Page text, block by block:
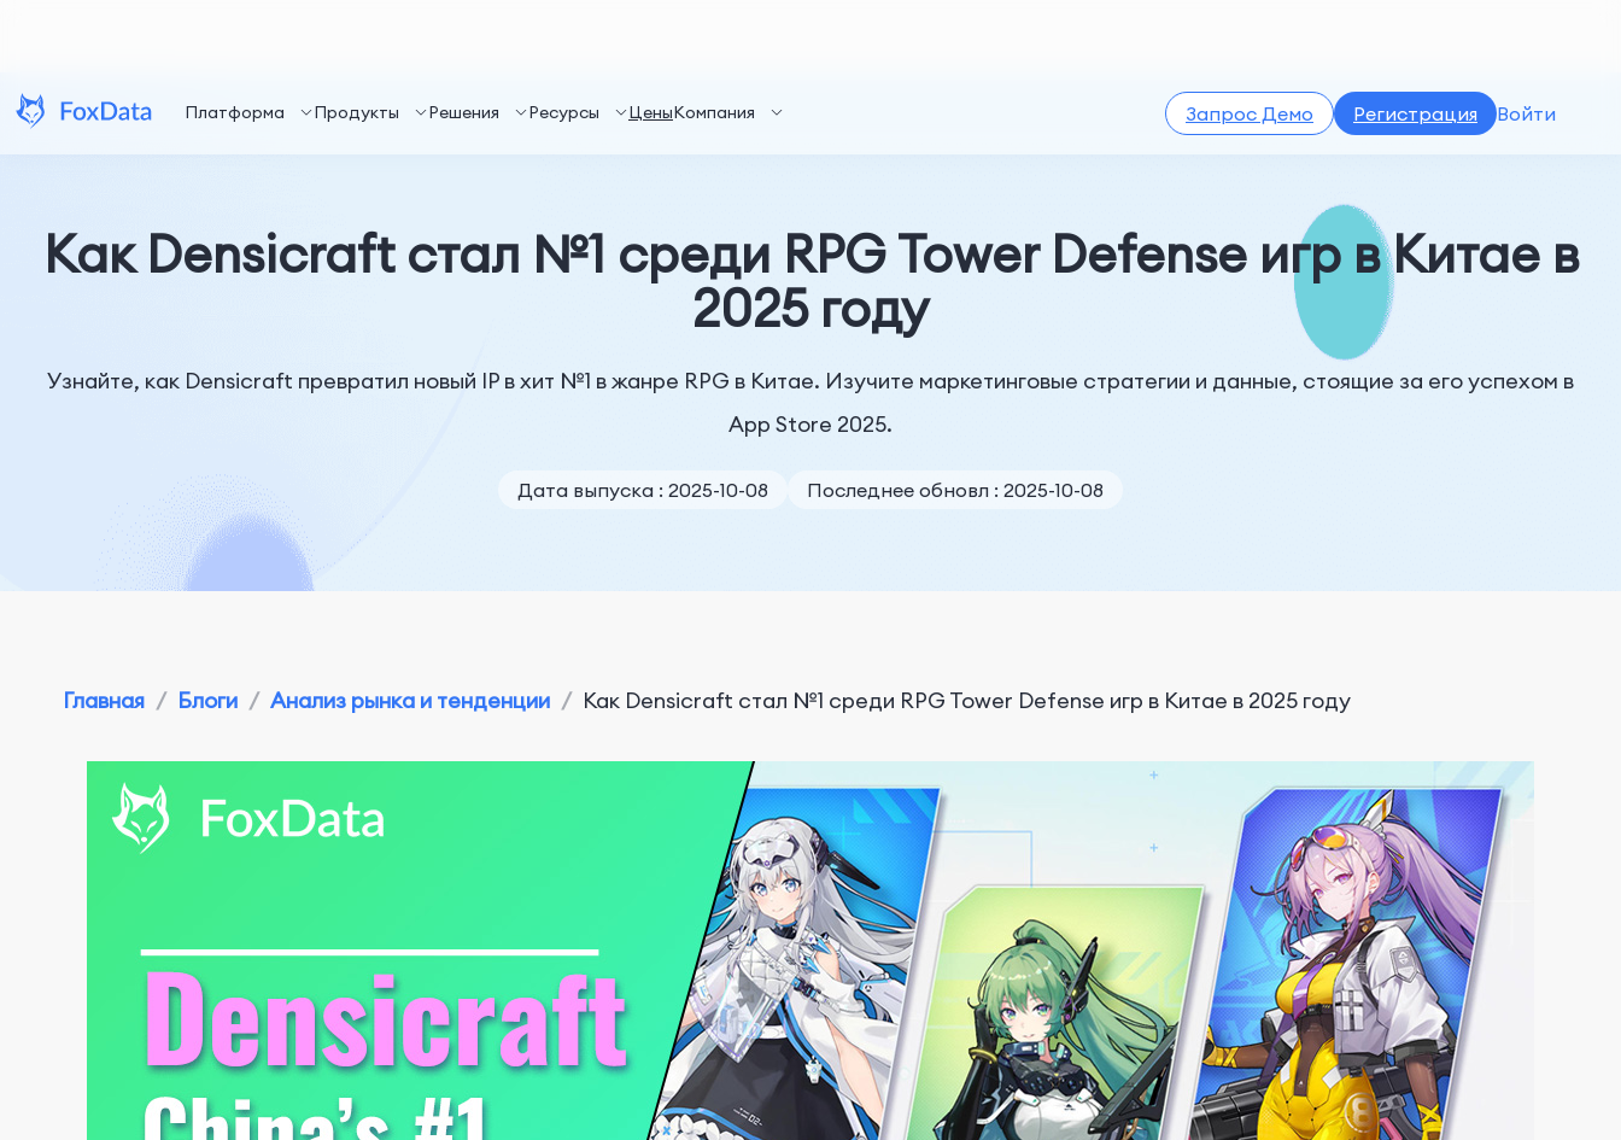
Платформа Продукты Решения Ресурсы ЦеныКомпания Запрос Демо Регистрация Войти
Как Densicraft стал №1 среди RPG Tower Defense игр в Китае в
2025 году
Узнайте, как Densicraft превратил новый IP в хит №1 в жанре RPG в Китае. Изучите маркетинговые стратегии и данные, стоящие за его успехом в
App Store 2025.
Дата выпуска : 2025-10-08 Последнее обновл : 2025-10-08
Главная / Блоги / Анализ рынка и тенденции / Как Densicraft стал №1 среди RPG Tower Defense игр в Китае в 2025 году